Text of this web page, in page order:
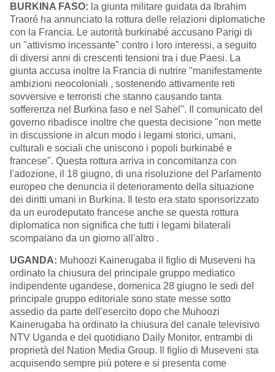
BURKINA FASO: la giunta militare guidata da Ibrahim
Traoré ha annunciato la rottura delle relazioni diplomatiche
con la Francia. Le autorità burkinabé accusano Parigi di
un "attivismo incessante" contro i loro interessi, a seguito
di diversi anni di crescenti tensioni tra i due Paesi. La
giunta accusa inoltre la Francia di nutrire "manifestamente
ambizioni neocoloniali , sostenendo attivamente reti
sovversive e terroristi che stanno causando tanta
sofferenza nel Burkina faso e nel Sahel". Il comunicato del
governo ribadisce inoltre che questa decisione "non mette
in discussione in alcun modo i legami storici, umani,
culturali e sociali che uniscono i popoli burkinabé e
francese". Questa rottura arriva in concomitanza con
l'adozione, il 18 giugno, di una risoluzione del Parlamento
europeo che denuncia il deterioramento della situazione
dei diritti umani in Burkina. Il testo era stato sponsorizzato
da un eurodeputato francese anche se questa rottura
diplomatica non significa che tutti i legami bilaterali
scompaiano da un giorno all'altro .
UGANDA: Muhoozi Kainerugaba il figlio di Museveni ha
ordinato la chiusura del principale gruppo mediatico
indipendente ugandese, domenica 28 giugno le sedi del
principale gruppo editoriale sono state messe sotto
assedio da parte dell'esercito dopo che Muhoozi
Kainerugaba ha ordinato la chiusura del canale televisivo
NTV Uganda e del quotidiano Daily Monitor, entrambi di
proprietà del Nation Media Group.
Il figlio di Museveni sta
acquisendo sempre più potere e si presenta come